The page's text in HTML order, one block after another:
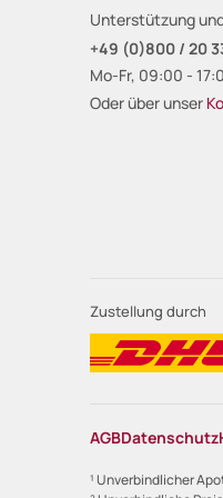
Unterstützung
+49 (0)800 / 20
Mo-Fr, 09:00 -
Oder über unser
Zustellung durch
AGBDatenschutz
¹ Unverbindlicher